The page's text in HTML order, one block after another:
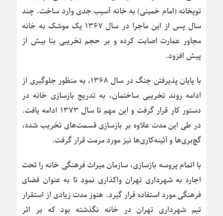
توپخانه (امام خمینی) به خانه آسیب جدی وارد ساخت. چند
سال پس از این ماجرا در سال ۱۳۶۷ یک موشک به خانه
مجاور عمارت اصابت کرده و بر حجم تخریبی بنا بیش از
پیش افزود.
با پایان پذیرفتن جنگ در سال ۱۳۶۸، به منظور جلوگیری از
ادامه روند تخریبی ساختمان، به تدریج بازسازی خانه در
دستور کار قرار گرفت و این مهم تا سال ۱۳۷۳ ادامه یافت.
در طی این مدت علاوه بر بازسازی قسمت‌های تخریب شده،
گچ‌بری‌ها و آئینه‌کاری‌ها نیز مورد مرمت قرار گرفت.
با اتمام پروسه بازسازی، سازمان میراث فرهنگی خانه را تحت
اجاره به شهرداری تهران واکذاری نمود تا به عنوان فضای
فرهنگی مورد استفاده قرار گیرد. هنوز مدت زیادی از استقرار
تیم شهرداری تهران در خانه نگذشته بود که بر اثر